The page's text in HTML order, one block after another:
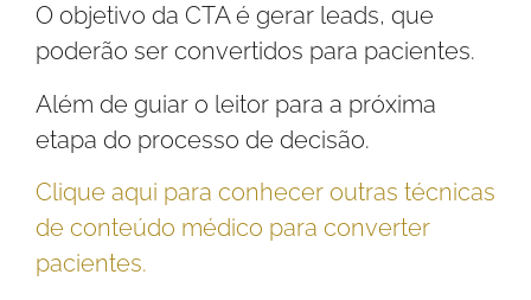
O objetivo da CTA é gerar leads, que
poderão ser convertidos para pacientes.
Além de guiar o leitor para a próxima
etapa do processo de decisão.
Clique aqui para conhecer outras técnicas
de conteúdo médico para converter
pacientes.